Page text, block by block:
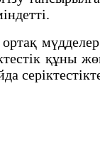
мүдделер
құны